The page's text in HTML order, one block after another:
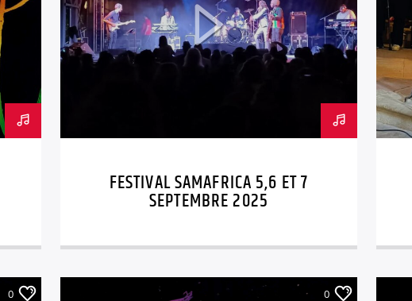
FESTIVAL SAMAFRICA 5,6 ET 7
SEPTEMBRE 2025
0 0